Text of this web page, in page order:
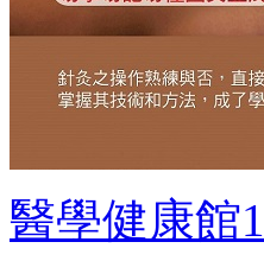
醫學健康館